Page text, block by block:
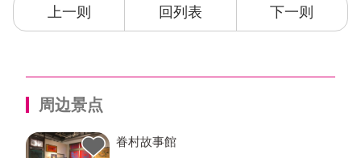
上一则 回列表 下一则
周边景点
眷村故事館